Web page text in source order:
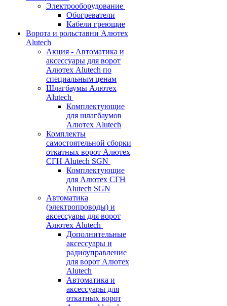
Электрооборудование
Обогреватели
Кабели греющие
Ворота и рольставни Алютех
Alutech
Акция - Автоматика и
аксессуары для ворот
Алютех Alutech по
специальным ценам
Шлагбаумы Алютех
Alutech
Комплектующие
для шлагбаумов
Алютех Alutech
Комплекты
самостоятельной сборки
откатных ворот Алютех
СГН Alutech SGN
Комплектующие
для Алютех СГН
Alutech SGN
Автоматика
(электропроводы) и
аксессуары для ворот
Алютех Alutech
Дополнительные
аксессуары и
радиоуправление
для ворот Алютех
Alutech
Автоматика и
аксессуары для
откатных ворот